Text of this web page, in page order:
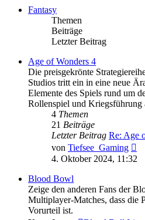
Fantasy
Themen
Beiträge
Letzter Beitrag
Age of Wonders 4
Die preisgekrönte
Studios tritt ein in eine neue
Elemente des Spiels rund um
Rollenspiel und Kriegsführung
4 Themen
21 Beiträge
Letzter Beitrag Re: Age
von Tiefsee_Gaming
4. Oktober 2024, 11:32
Blood Bowl
Zeige den anderen Fans der
Multiplayer-Matches, dass die
Vorurteil ist.